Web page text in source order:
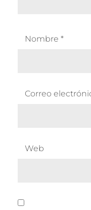
Nombre *
Correo
Web